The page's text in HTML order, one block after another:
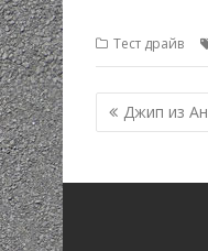
Тест драйв
по
Джип из